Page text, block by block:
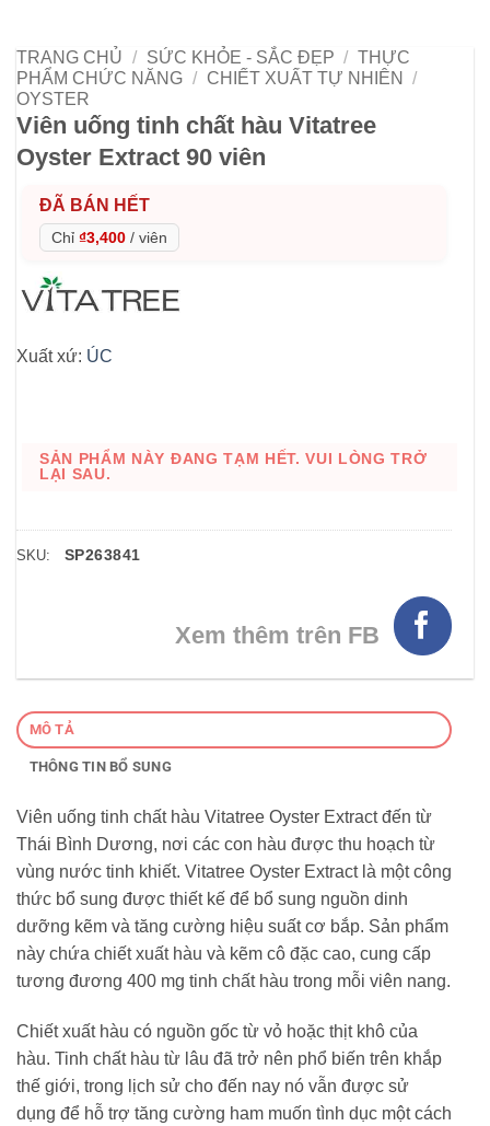
TRANG CHỦ / SỨC KHỎE - SẮC ĐẸP / THỰC
PHẨM CHỨC NĂNG / CHIẾT XUẤT TỰ NHIÊN
/
OYSTER
Viên uống tinh chất hàu Vitatree
Oyster Extract 90 viên
ĐÃ BÁN HẾT
Chỉ ₫3,400 / viên
Xuất xứ: ÚC
SẢN PHẨM NÀY ĐANG TẠM HẾT. VUI LÒNG TRỞ
LẠI SAU.
SKU: SP263841
Xem thêm trên FB
MÔ TẢ
THÔNG TIN BỔ SUNG
Viên uống tinh chất hàu Vitatree Oyster Extract đến từ
Thái Bình Dương, nơi các con hàu được thu hoạch từ
vùng nước tinh khiết. Vitatree Oyster Extract là một công
thức bổ sung được thiết kế để bổ sung nguồn dinh
dưỡng kẽm và tăng cường hiệu suất cơ bắp. Sản phẩm
này chứa chiết xuất hàu và kẽm cô đặc cao, cung cấp
tương đương 400 mg tinh chất hàu trong mỗi viên nang.
Chiết xuất hàu có nguồn gốc từ vỏ hoặc thịt khô của
hàu. Tinh chất hàu từ lâu đã trở nên phổ biến trên khắp
thế giới, trong lịch sử cho đến nay nó vẫn được sử
dụng để hỗ trợ tăng cường ham muốn tình dục một cách